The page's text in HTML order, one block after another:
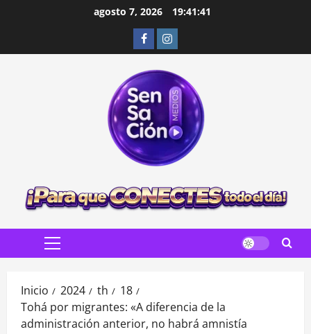
agosto 7, 2026 19:41:43
FacebookInstagram
Menú
Inicio 2024 th
18
Tohá por migrantes: «A diferencia de la
administración anterior, no habrá amnistía